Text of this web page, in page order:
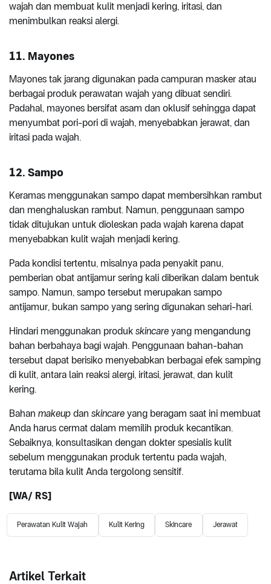
wajah dan membuat kulit menjadi kering, iritasi, dan
menimbulkan reaksi alergi.
11. Mayones
Mayones tak jarang digunakan pada campuran masker atau
berbagai produk perawatan wajah yang dibuat sendiri.
Padahal, mayones bersifat asam dan oklusif sehingga dapat
menyumbat pori-pori di wajah, menyebabkan jerawat, dan
iritasi pada wajah.
12. Sampo
Keramas menggunakan sampo dapat membersihkan rambut
dan menghaluskan rambut. Namun, penggunaan sampo
tidak ditujukan untuk dioleskan pada wajah karena dapat
menyebabkan kulit wajah menjadi kering.
Pada kondisi tertentu, misalnya pada penyakit panu,
pemberian obat antijamur sering kali diberikan dalam bentuk
sampo. Namun, sampo tersebut merupakan sampo
antijamur, bukan sampo yang sering digunakan sehari-hari.
Hindari menggunakan produk skincare yang mengandung
bahan berbahaya bagi wajah. Penggunaan bahan-bahan
tersebut dapat berisiko menyebabkan berbagai efek samping
di kulit, antara lain reaksi alergi, iritasi, jerawat, dan kulit
kering.
Bahan makeup dan skincare yang beragam saat ini membuat
Anda harus cermat dalam memilih produk kecantikan.
Sebaiknya, konsultasikan dengan dokter spesialis kulit
sebelum menggunakan produk tertentu pada wajah,
terutama bila kulit Anda tergolong sensitif.
[WA/ RS]
Perawatan Kulit Wajah Kulit Kering Skincare Jerawat
Artikel Terkait